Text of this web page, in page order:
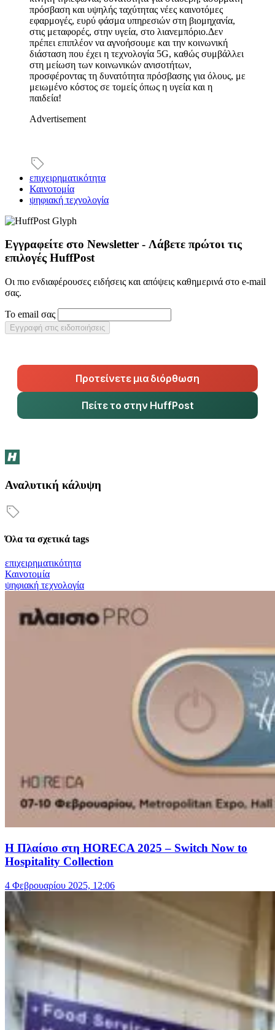
πρόσβαση και υψηλής ταχύτητας νέες καινοτόμες
εφαρμογές, ευρύ φάσμα υπηρεσιών στη βιομηχανία,
στις μεταφορές, στην υγεία, στο λιανεμπόριο.Δεν
πρέπει επιπλέον να αγνοήσουμε και την κοινωνική
διάσταση που έχει η τεχνολογία 5G, καθώς συμβάλλει
στη μείωση των κοινωνικών ανισοτήτων,
προσφέροντας τη δυνατότητα πρόσβασης για όλους, με
μειωμένο κόστος σε τομείς όπως η υγεία και η
παιδεία!
Advertisement
επιχειρηματικότητα
Καινοτομία
ψηφιακή τεχνολογία
Εγγραφείτε στο Newsletter - Λάβετε πρώτοι τις
επιλογές HuffPost
Οι πιο ενδιαφέρουσες ειδήσεις και απόψεις καθημερινά στο e-mail
σας.
Το email σας
Εγγραφή στις ειδοποιήσεις
Προτείνετε μια διόρθωση
Πείτε το στην HuffPost
Αναλυτική κάλυψη
Όλα τα σχετικά tags
επιχειρηματικότητα
Καινοτομία
ψηφιακή τεχνολογία
Η Πλαίσιο στη HORECA 2025 – Switch Now to
Hospitality Collection
4 Φεβρουαρίου 2025, 12:06